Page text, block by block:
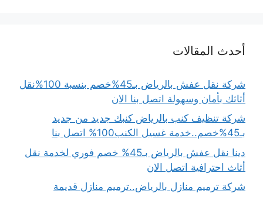
أحدث المقالات
شركة نقل عفش بالرياض بـ45%خصم بنسبة 100%نقل
أثاثك بأمان وسهولة اتصل بنا الان
شركة تنظيف كنب بالرياض كنبك جديد من جديد
بـ45%خصم..خدمة غسيل الكنب100% اتصل بنا
دينا نقل عفش بالرياض بـ45% خصم فوري لخدمة نقل
أثاث احترافية اتصل الان
شركة ترميم منازل بالرياض..ترميم منازل قديمة